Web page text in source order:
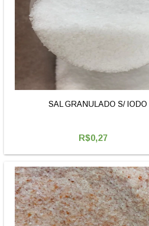
SAL GRANULADO S/ IODO
R$0,27